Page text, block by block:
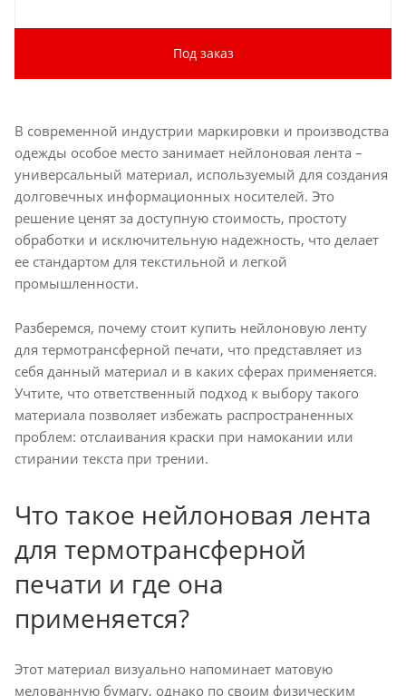
Под заказ
В современной индустрии маркировки и производства
одежды особое место занимает нейлоновая лента –
универсальный материал, используемый для создания
долговечных информационных носителей. Это
решение ценят за доступную стоимость, простоту
обработки и исключительную надежность, что делает
ее стандартом для текстильной и легкой
промышленности.
Разберемся, почему стоит купить нейлоновую ленту
для термотрансферной печати, что представляет из
себя данный материал и в каких сферах применяется.
Учтите, что ответственный подход к выбору такого
материала позволяет избежать распространенных
проблем: отслаивания краски при намокании или
стирании текста при трении.
Что такое нейлоновая лента
для термотрансферной
печати и где она
применяется?
Этот материал визуально напоминает матовую
мелованную бумагу, однако по своим физическим